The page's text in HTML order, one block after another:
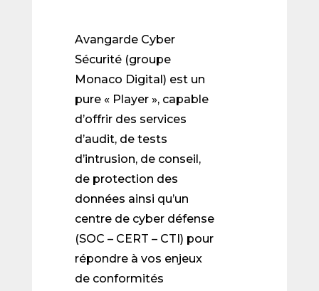
Avangarde Cyber
Sécurité (groupe
Monaco Digital) est un
pure « Player », capable
d’offrir des services
d’audit, de tests
d’intrusion, de conseil,
de protection des
données ainsi qu’un
centre de cyber défense
(SOC – CERT – CTI) pour
répondre à vos enjeux
de conformités